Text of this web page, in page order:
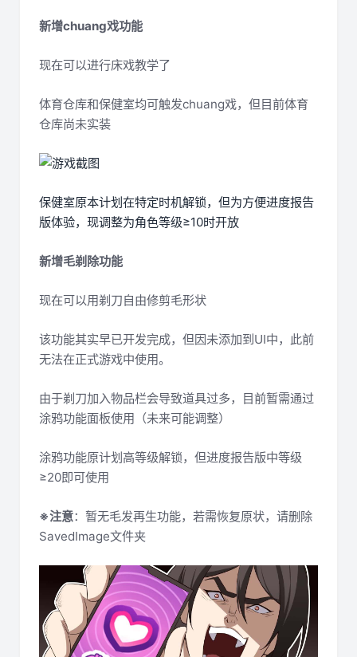
新增chuang戏功能
现在可以进行床戏教学了
体育仓库和保健室均可触发chuang戏，但目前体育
仓库尚未实装
保健室原本计划在特定时机解锁，但为方便进度报告
版体验，现调整为角色等级≥10时开放
新增毛剃除功能
现在可以用剃刀自由修剪毛形状
该功能其实早已开发完成，但因未添加到UI中，此前
无法在正式游戏中使用。
由于剃刀加入物品栏会导致道具过多，目前暂需通过
涂鸦功能面板使用（未来可能调整）
涂鸦功能原计划高等级解锁，但进度报告版中等级
≥20即可使用
※注意：暂无毛发再生功能，若需恢复原状，请删除
SavedImage文件夹